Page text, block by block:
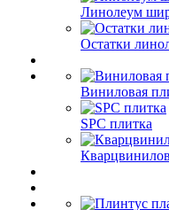
Линолеум
Остатки
Виниловая
SPC плитка